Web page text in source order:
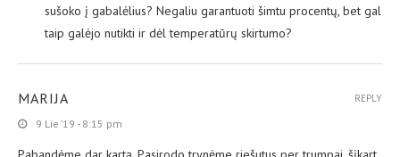
sušoko į gabalėlius? Negaliu garantuoti šimtu procentų, bet gal
taip galėjo nutikti ir dėl temperatūrų skirtumo?
MARIJA
9 Lie ’19 - 8:15 pm
REPLY